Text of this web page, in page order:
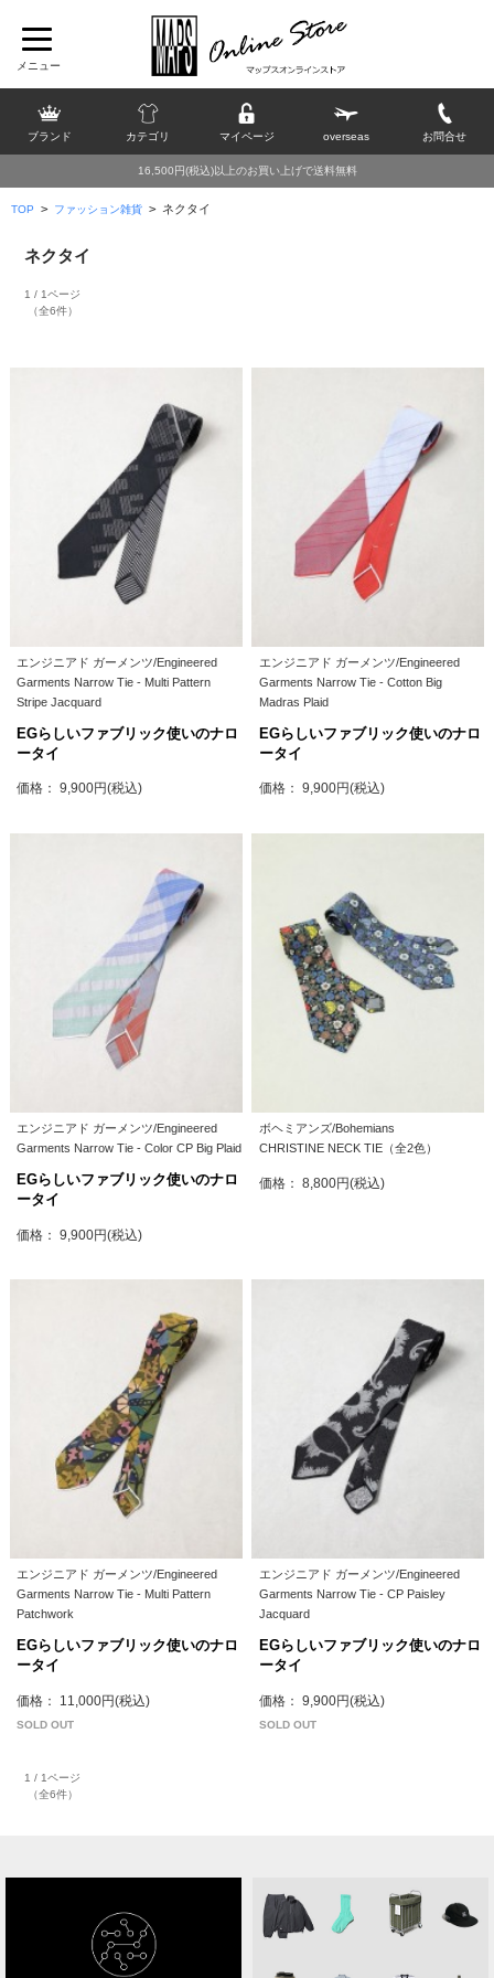
ブランド カテゴリ マイページ overseas お問合せ
16,500円(税込)以上のお買い上げで送料無料
TOP > ファッション雑貨 > ネクタイ
ネクタイ
1 / 1ページ
（全6件）
エンジニアド ガーメンツ/Engineered
Garments Narrow Tie - Multi Pattern
Stripe Jacquard
EGらしいファブリック使いのナロ
ータイ
価格： 9,900円(税込)
エンジニアド ガーメンツ/Engineered
Garments Narrow Tie - Cotton Big
Madras Plaid
EGらしいファブリック使いのナロ
ータイ
価格： 9,900円(税込)
エンジニアド ガーメンツ/Engineered
Garments Narrow Tie - Color CP Big Plaid
EGらしいファブリック使いのナロ
ータイ
価格： 9,900円(税込)
ボヘミアンズ/Bohemians
CHRISTINE NECK TIE（全2色）
価格： 8,800円(税込)
エンジニアド ガーメンツ/Engineered
Garments Narrow Tie - Multi Pattern
Patchwork
EGらしいファブリック使いのナロ
ータイ
価格： 11,000円(税込)
SOLD OUT
エンジニアド ガーメンツ/Engineered
Garments Narrow Tie - CP Paisley
Jacquard
EGらしいファブリック使いのナロ
ータイ
価格： 9,900円(税込)
SOLD OUT
1 / 1ページ
（全6件）